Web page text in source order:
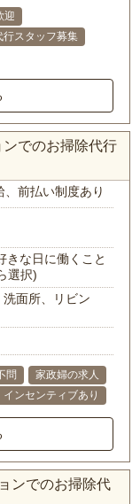
迎
行スタッフ募集
でのお掃除代行
、前払い制度あり
きな日に働くこと
選択)
面所、リビン
問
家政婦の求人
インセンティブあり
ンでのお掃除代